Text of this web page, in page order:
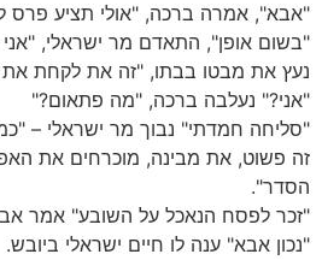
"אבא", אמרה ברכה, "אולי תציע פרס
"בשום אופן", התאדם מר ישראלי,
נעץ את מבטו בבתו, "זה את לקחת את
"אני?" נעלבה ברכה, "מה פתאום?"
"סליחה חמדתי" נבוך מר ישראלי –
זה פשוט, את מבינה, מוכרחים את
הסדר".
"זכר לפסח הנאכל על השובע" אמר
"נכון אבא" ענה לו חיים ישראלי ביובש.